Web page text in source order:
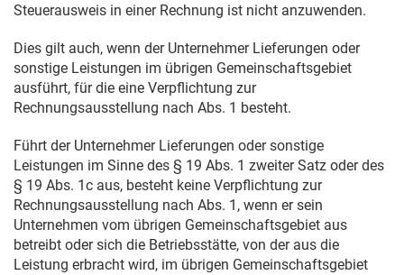
Steuerausweis in einer Rechnung ist nicht anzuwenden.
Dies gilt auch, wenn der Unternehmer Lieferungen oder
sonstige Leistungen im übrigen Gemeinschaftsgebiet
ausführt, für die eine Verpflichtung zur
Rechnungsausstellung nach Abs. 1 besteht.
Führt der Unternehmer Lieferungen oder sonstige
Leistungen im Sinne des § 19 Abs. 1 zweiter Satz oder des
§ 19 Abs. 1c aus, besteht keine Verpflichtung zur
Rechnungsausstellung nach Abs. 1, wenn er sein
Unternehmen vom übrigen Gemeinschaftsgebiet aus
betreibt oder sich die Betriebsstätte, von der aus die
Leistung erbracht wird, im übrigen Gemeinschaftsgebiet